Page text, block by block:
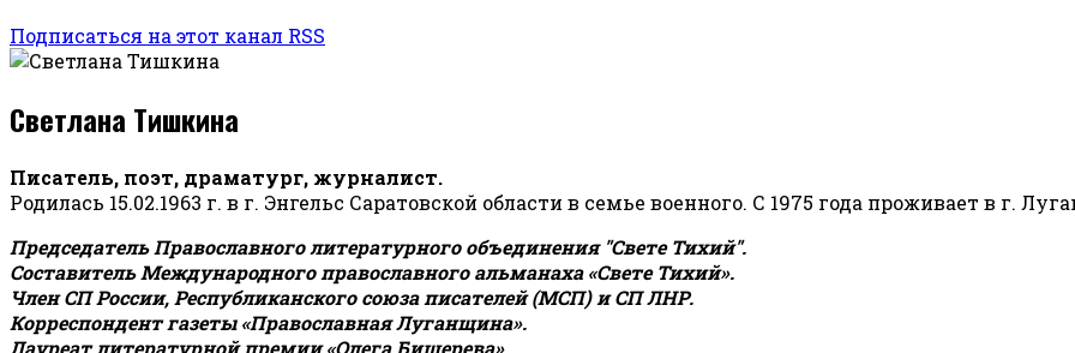
Подписаться на этот канал RSS
Светлана Тишкина
Писатель, поэт, драматург, журналист.
Родилась 15.02.1963 г. в г. Энгельс Саратовской области в семье военного. С 1975 года проживает в г.
Председатель Православного литературного объединения "Свете Тихий".
Составитель Международного православного альманаха «Свете Тихий».
Член СП России, Республиканского союза писателей (МСП) и СП ЛНР.
Корреспондент газеты «Православная Луганщина».
Лауреат литературной премии «Олега Бишерева».